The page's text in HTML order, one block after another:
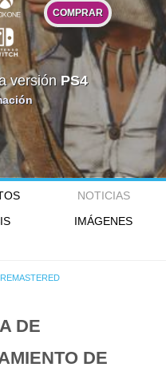
COMPRAR
versión PS4
NOTICIAS
IMÁGENES
DE
DE